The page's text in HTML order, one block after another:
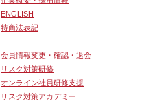
ENGLISH
特商法表記
会員情報変更・確認・退会
リスク対策研修
オンライン社員研修支援
リスク対策アカデミー